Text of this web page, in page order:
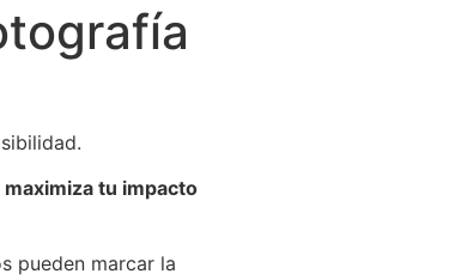
maximiza tu impacto
pueden marcar la